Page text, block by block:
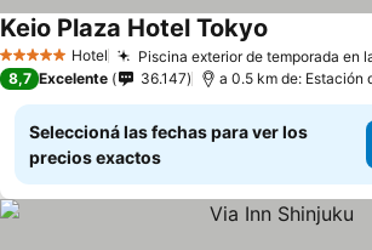
5 Estrellas Hotel Piscina exterior de temporada en
Keio Plaza Hotel Tokyo
8,7 Excelente 36.147 a 0.5 km de: Estación
Seleccioná las fechas para ver los
precios exactos